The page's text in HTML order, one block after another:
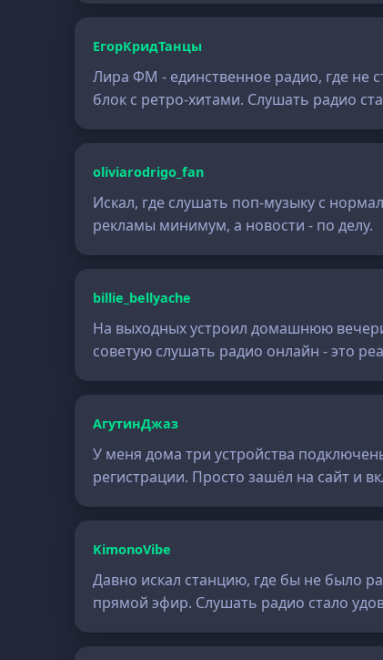
ЕгорКридТанцы
Лира ФМ - единственное радио, где не
блок с ретро-хитами. Слушать радио
oliviarodrigo_fan
Искал, где слушать поп-музыку с
рекламы минимум, а новости - по делу.
billie_bellyache
На выходных устроил домашнюю
советую слушать радио онлайн - это
АгутинДжаз
У меня дома три устройства
регистрации. Просто зашёл на сайт и
KimonoVibe
Давно искал станцию, где бы не было
прямой эфир. Слушать радио стало